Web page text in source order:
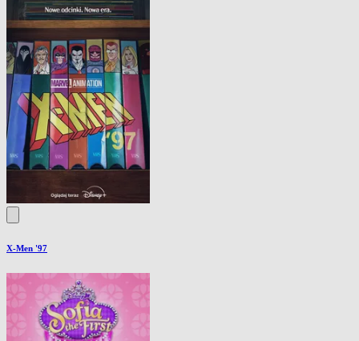
X-Men '97